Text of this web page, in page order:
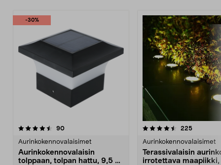
-30%
90arvostelut
Aurinkokennovalaisimet
Aurinkokennovalaisin
tolppaan, tolpan hattu, 9,5 x
4.5viidestä
225arvostelut
Aurinkokennovalaisimet
Terassivalaisin
irrotettava maapiikki,